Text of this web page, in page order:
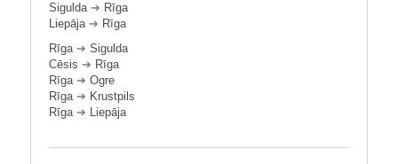
Sigulda➔ Rīga
Liepāja➔ Rīga
Rīga➔ Sigulda
Cēsis ➔ Rīga
Rīga➔ Ogre
Rīga➔ Krustpils
Rīga➔ Liepāja